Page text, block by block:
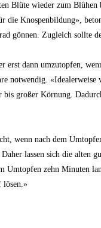
Blüte wieder zum
die Knospenbildung»,
gönnen. Zugleich sollte
erst dann umzutopfen,
notwendig.
großer Körnung.
wenn nach dem
lassen sich die alten
Umtopfen zehn Minuten
lösen.»